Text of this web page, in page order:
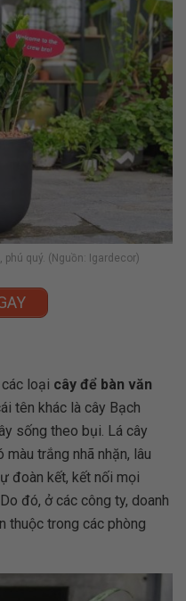
phú quý. (Nguồn: Igardecor)
loại cây để bàn văn
tên khác là cây Bạch
sống theo bụi. Lá cây
màu trắng nhã nhặn, lâu
đoàn kết, kết nối mọi
đó, ở các công ty, doanh
thuộc trong các phòng